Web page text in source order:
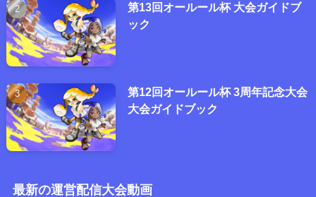
第13回オールール杯 大会ガイドブ
ック
第12回オールール杯 3周年記念大会
大会ガイドブック
最新の運営配信大会動画